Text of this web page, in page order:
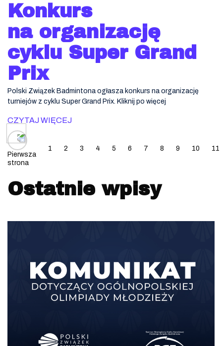
Konkurs
na organizację
cyklu Super Grand
Prix
Polski Związek Badmintona ogłasza konkurs na organizację
turniejów z cyklu Super Grand Prix. Kliknij po więcej
CZYTAJ WIĘCEJ
Posts navigation
Pierwsza
strona
1 2 3 4 5 6 7 8 9 10 11
Ostatnie wpisy